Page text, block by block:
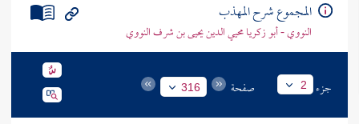
المجموع شرح المهذب
النووي - أبو زكريا محيي الدين يحيى بن شرف النووي
جزء 2 صفحة 316